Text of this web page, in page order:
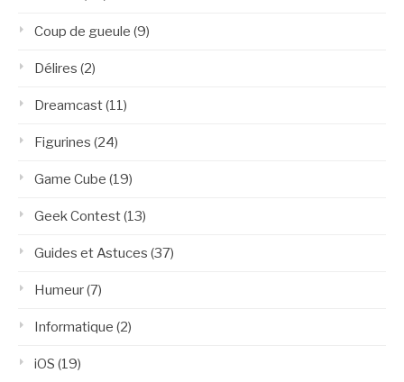
Coup de gueule (9)
Délires (2)
Dreamcast(11)
Figurines (24)
Game Cube (19)
Geek Contest(13)
Guides et Astuces (37)
Humeur(7)
Informatique (2)
iOS (19)